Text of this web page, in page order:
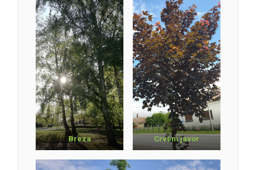
Breza Crveni javor